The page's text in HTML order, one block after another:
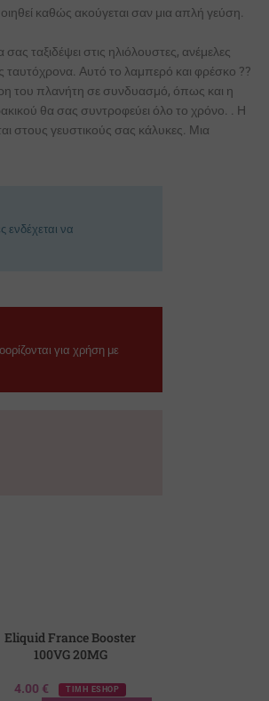
καθώς ακούγεται σαν μια απλή γεύση.
ταξιδέψει στις ηλιόλουστες, ανέμελες
ταυτόχρονα. Αυτό το λαμπερό και φρέσκο ??
του πλανήτη σε συνδυασμό, όπως και η
θα σας συντροφεύει όλο το χρόνο. . Η
στους γευστικούς σας κάλυκες. Μια
να
για χρήση με
Eliquid France Booster
100VG 20MG
4.00 € ΤΙΜΗ ESHOP